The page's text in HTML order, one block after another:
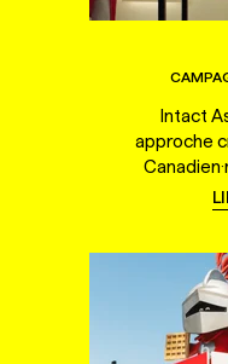
Intact
approche